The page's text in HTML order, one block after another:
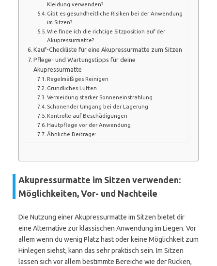
Kleidung verwenden?
Gibt es gesundheitliche Risiken bei der Anwendung
im Sitzen?
Wie finde ich die richtige Sitzposition auf der
Akupressurmatte?
Kauf-Checkliste für eine Akupressurmatte zum Sitzen
Pflege- und Wartungstipps für deine
Akupressurmatte
Regelmäßiges Reinigen
Gründliches Lüften
Vermeidung starker Sonneneinstrahlung
Schonender Umgang bei der Lagerung
Kontrolle auf Beschädigungen
Hautpflege vor der Anwendung
Ähnliche Beiträge:
Akupressurmatte im Sitzen verwenden:
Möglichkeiten, Vor- und Nachteile
Die Nutzung einer Akupressurmatte im Sitzen bietet dir
eine Alternative zur klassischen Anwendung im Liegen. Vor
allem wenn du wenig Platz hast oder keine Möglichkeit zum
Hinlegen siehst, kann das sehr praktisch sein. Im Sitzen
lassen sich vor allem bestimmte Bereiche wie der Rücken,